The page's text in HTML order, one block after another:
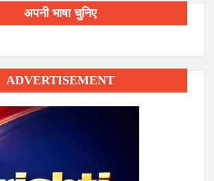
अपनी भाषा चुनिए
ADVERTISEMENT